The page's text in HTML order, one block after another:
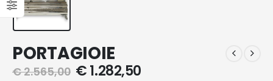
PORTAGIOIE
€2.565,00 €1.282,50